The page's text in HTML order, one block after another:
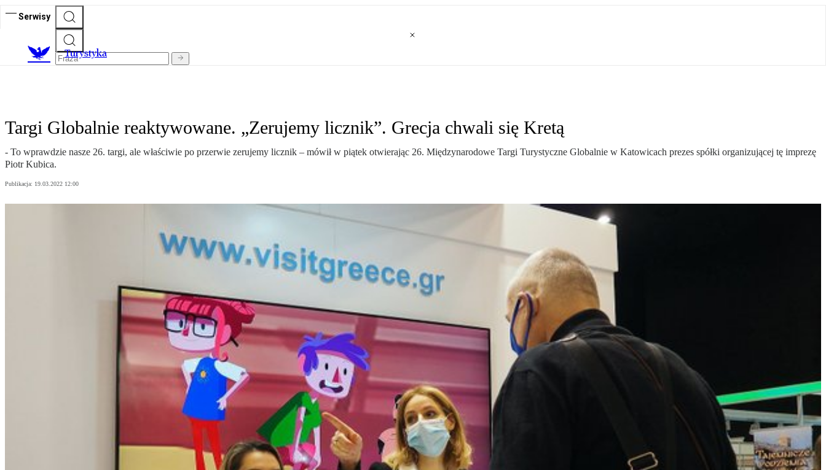
Serwisy
Turystyka
Targi Globalnie reaktywowane. „Zerujemy licznik”. Grecja chwali się Kretą
- To wprawdzie nasze 26. targi, ale właściwie po przerwie zerujemy licznik – mówił w piątek otwierając 26. Międzynarodowe Targi Turystyczne Globalnie w Katowicach prezes spółki organizującej tę imprezę
Piotr Kubica.
Publikacja: 19.03.2022 12:00